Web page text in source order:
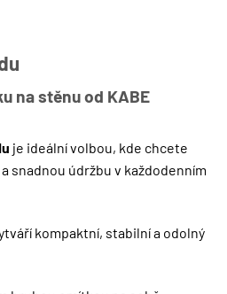
na stěnu od KABE
je ideální volbou, kde chcete
snadnou údržbu v každodenním
kompaktní, stabilní a odolný